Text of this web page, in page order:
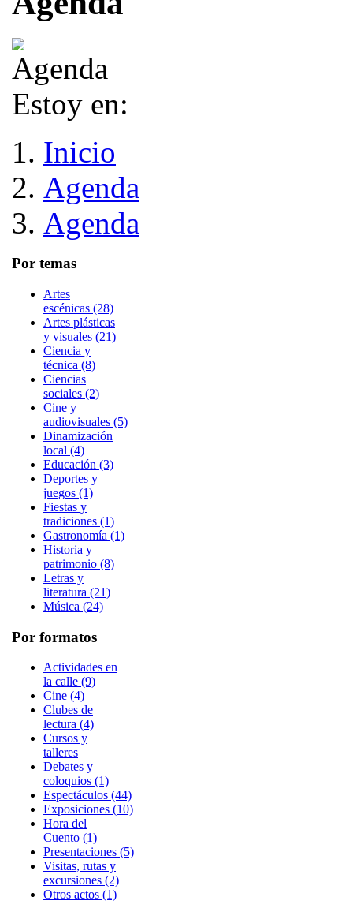
Estoy en:
Inicio
Agenda
Agenda
Por temas
Artes
escénicas (28)
Artes plásticas
y visuales (21)
Ciencia y
técnica (8)
Ciencias
sociales (2)
Cine y
audiovisuales (5)
Dinamización
local (4)
Educación (3)
Deportes y
juegos (1)
Fiestas y
tradiciones (1)
Gastronomía (1)
Historia y
patrimonio (8)
Letras y
literatura (21)
Música (24)
Por formatos
Actividades en
la calle (9)
Cine (4)
Clubes de
lectura (4)
Cursos y
talleres
Debates y
coloquios (1)
Espectáculos (44)
Exposiciones (10)
Hora del
Cuento (1)
Presentaciones (5)
Visitas, rutas y
excursiones (2)
Otros actos (1)